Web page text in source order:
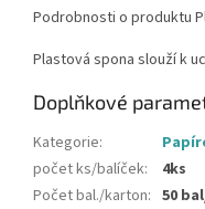
Podrobnosti o produktu
Plastová spona slouží k
Doplňkové
Kategorie:
počet ks/balíček:
4ks
Počet bal./karton: 50